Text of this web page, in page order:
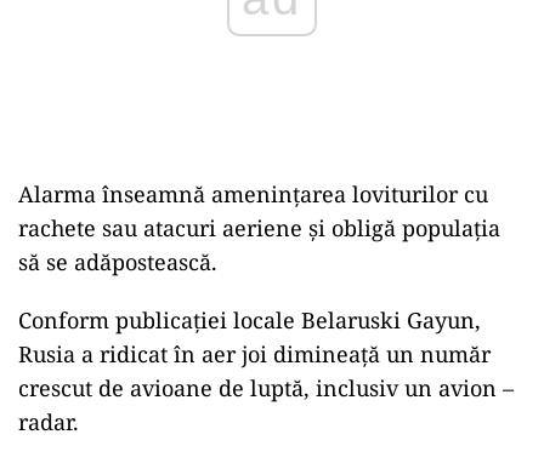
Alarma înseamnă amenințarea loviturilor cu
rachete sau atacuri aeriene și obligă populația
să se adăpostească.
Conform publicației locale Belaruski Gayun,
Rusia a ridicat în aer joi dimineață un număr
crescut de avioane de luptă, inclusiv un avion –
radar.